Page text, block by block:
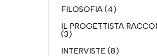
FILOSOFIA(4)
IL PROGETTISTA
(3)
INTERVISTE(8)